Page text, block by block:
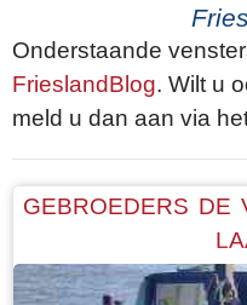
Onderstaande
FrieslandBlog. Wilt u
meld u dan aan via
GEBROEDERS DE